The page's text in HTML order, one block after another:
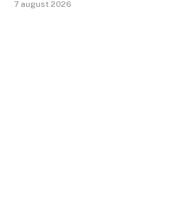
7 august 2026